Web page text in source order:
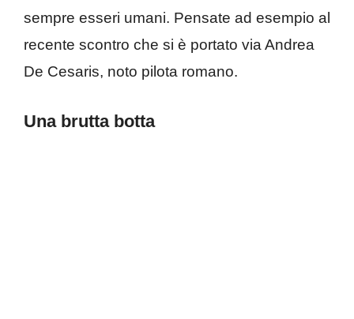
sempre esseri umani. Pensate ad esempio al
recente scontro che si è portato via Andrea
De Cesaris, noto pilota romano.
Una brutta botta